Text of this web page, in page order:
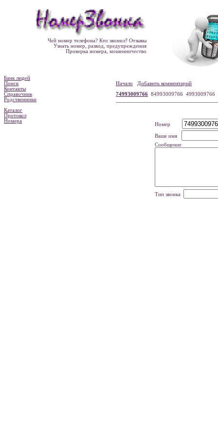
Чей номер телефона? Кто звонил? Отзывы
Узнать номер, развод, предупреждения
Проверка номера, мошенничество
Банк людей
Поиск
Контакты
Справочник
Родственники
Каталог
Протокол
Номера
Начало
Добавить комментарий
74993009766 84993009766 4993009766
Номер
Ваше имя
Сообщение
Тип звонка